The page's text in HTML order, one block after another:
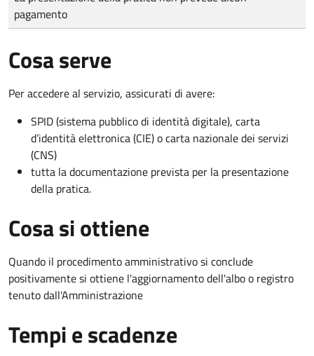
pagamento
Cosa serve
Per accedere al servizio, assicurati di avere:
SPID (sistema pubblico di identità digitale), carta
d’identità elettronica (CIE) o carta nazionale dei servizi
(CNS)
tutta la documentazione prevista per la presentazione
della pratica.
Cosa si ottiene
Quando il procedimento amministrativo si conclude
positivamente si ottiene l'aggiornamento dell'albo o registro
tenuto dall'Amministrazione
Tempi e scadenze